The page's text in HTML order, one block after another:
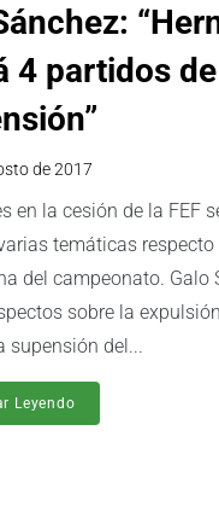
4 partidos de
de 2017
en la cesión de la FEF
temáticas
del campeonato. Galo
sobre la
supensión del...
Leyendo